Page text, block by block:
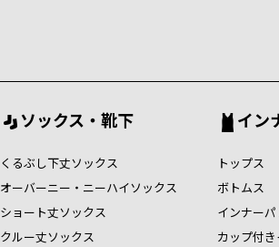
ソックス・靴下
くるぶし下丈ソックス
オーバーニー・ニーハイソックス
ショート丈ソックス
クルー丈ソックス
イン
トップス
ボトムス
インナー
カップ付